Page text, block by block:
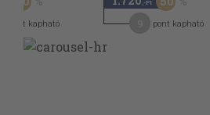
pont kapható
,-Ft
pont kapható